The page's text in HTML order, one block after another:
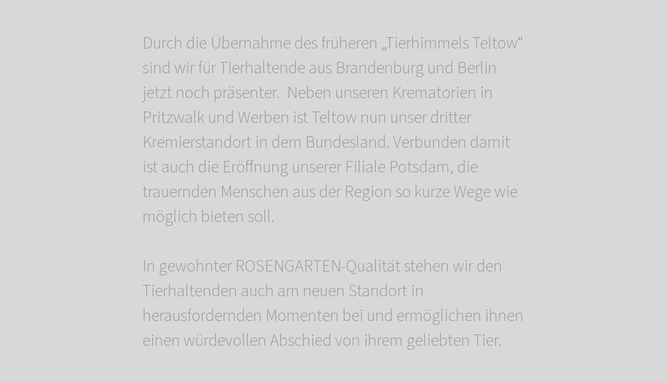
Durch die Übernahme des früheren „Tierhimmels Teltow“
sind wir für Tierhaltende aus Brandenburg und Berlin
jetzt noch präsenter. Neben unseren Krematorien in
Pritzwalk und Werben ist Teltow nun unser dritter
Kremierstandort in dem Bundesland. Verbunden damit
ist auch die Eröffnung unserer Filiale Potsdam, die
trauernden Menschen aus der Region so kurze Wege wie
möglich bieten soll.
In gewohnter ROSENGARTEN-Qualität stehen wir den
Tierhaltenden auch am neuen Standort in
herausfordernden Momenten bei und ermöglichen ihnen
einen würdevollen Abschied von ihrem geliebten Tier.